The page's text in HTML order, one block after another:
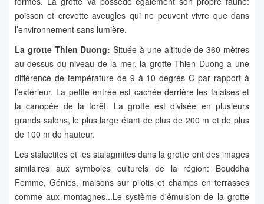
poisson et crevette aveugles qui ne peuvent vivre que dans
l’environnement sans lumière.
La grotte Thien Duong:Située à une altitude de 360 ​​mètres
au-dessus du niveau de la mer, la grotte Thien Duong a une
différence de température de 9 à 10 degrés C par rapport à
l’extérieur. La petite entrée est cachée derrière les falaises et
la canopée de la forêt. La grotte est divisée en plusieurs
grands salons, le plus large étant de plus de 200 m et de plus
de 100 m de hauteur.
Les stalactites et les stalagmites dans la grotte ont des images
similaires aux symboles culturels de la région: Bouddha
Femme, Génies, maisons sur pilotis et champs en terrasses
comme aux montagnes...Le système d'émulsion de la grotte